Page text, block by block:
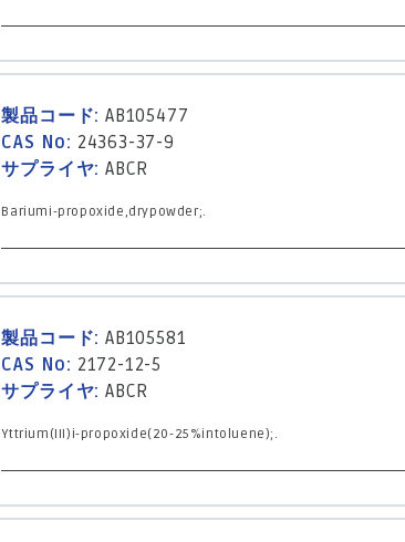
製品コード: AB105477
CAS No: 24363-37-9
サプライヤ: ABCR
Bariumi-propoxide,drypowder;.
製品コード: AB105581
CAS No: 2172-12-5
サプライヤ: ABCR
Yttrium(III)i-propoxide(20-25%intoluene);.